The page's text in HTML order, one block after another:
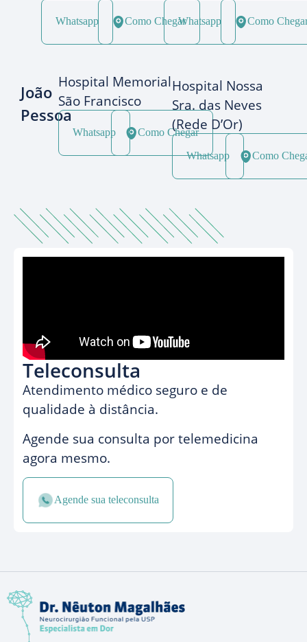
Whatsapp Como ChegarWhatsapp Como
João
Pessoa
Hospital Memorial
São Francisco
Whatsapp Como Chegar
Hospital Nossa
Sra. das Neves
(Rede D’Or)
Whatsapp Como
Teleconsulta
Atendimento médico seguro e de
qualidade à distância.
Agende sua consulta por telemedicina
agora mesmo.
Agende sua teleconsulta